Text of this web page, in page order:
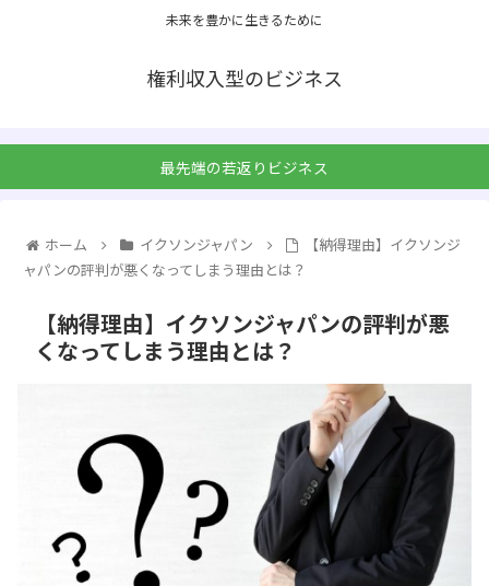
未来を豊かに生きるために
権利収入型のビジネス
最先端の若返りビジネス
ホーム イクソンジャパン
【納得理由】イクソンジ
ャパンの評判が悪くなってしまう理由とは？
【納得理由】イクソンジャパンの評判が悪
くなってしまう理由とは？